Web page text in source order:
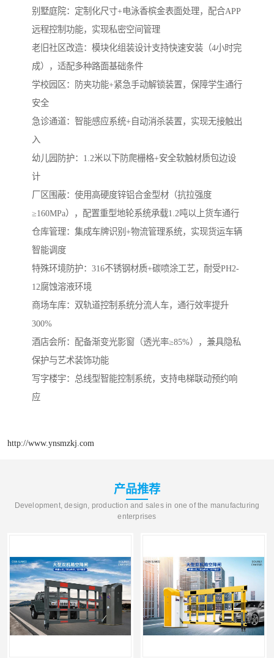
‌别墅庭院‌：定制化尺寸+电泳香槟金表面处理，配合APP
远程控制功能，实现私密空间管理
‌老旧社区改造‌：模块化组装设计支持快速安装（4小时完
成），适配多种路面基础条件
学校园区：防夹功能+紧急手动解锁装置，保障学生通行
安全
急诊通道：智能感应系统+自动消杀装置，实现无接触出
入
幼儿园防护：1.2米以下防爬栅格+安全软触材质包边设
计
厂区围蔽‌：使用高硬度锌铝合金型材（抗拉强度
≥160MPa），配置重型地轮系统承载1.2吨以上货车通行
‌仓库管理‌：集成车牌识别+物流管理系统，实现货运车辆
智能调度
‌特殊环境防护‌：316不锈钢材质+碳喷涂工艺，耐受PH2-
12腐蚀溶液环境
商场车库‌：双轨道控制系统分流人车，通行效率提升
300%
‌酒店会所‌：配备渐变光影窗（透光率≥85%），兼具隐私
保护与艺术装饰功能
‌写字楼宇‌：总线型智能控制系统，支持电梯联动预约响
应
http://www.ynsmzkj.com
产品推荐
Development, design, production and sales in one of the manufacturing
enterprises